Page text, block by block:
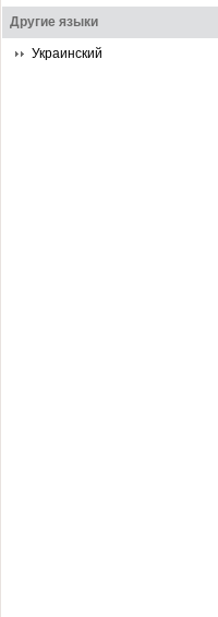
Другие языки
Украинский